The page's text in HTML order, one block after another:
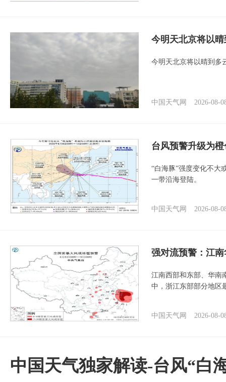
今明天北京将以
今明天北京将以晴到多
中国天气网 2026-08-
台风预警升级为
“白海豚”强度变化不大
一带沿海登陆。
中国天气网 2026-08-
强对流预警：江
江南西部和东部、华南
中，浙江东部部分地区
中国天气网 2026-08-
中国天气独家解读-台风“白